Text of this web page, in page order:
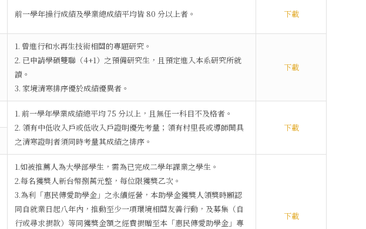
前一學年操行成績及學業總成績平均皆 80 分以上者。 下載
1. 曾進行和水再生技術相關的專題研究。
2. 已申請學碩雙聯（4+1）之預備研究生，且預定進入本系研究所就
讀。
3. 家境清寒排序優於成績優異者。
下載
1. 前一學年學業成績總平均 75 分以上，且無任一科目不及格者。
2. 領有中低收入戶或低收入戶證明優先考量；領有村里長或導師開具
之清寒證明者須同時考量其成績之排序。
下載
1.如被推薦人為大學部學生，需為已完成二學年課業之學生。
2.每名獲獎人新台幣捌萬元整，每位限獲獎乙次。
3.為利「惠民傳愛助學金」之永續經營，本助學金獲獎人領獎時願認
同自就業日起八年內，推動至少一項環境相關友善行動，及募集（自
行或尋求捐款）等同獲獎金額之經費捐贈至本「惠民傳愛助學金」專
下載